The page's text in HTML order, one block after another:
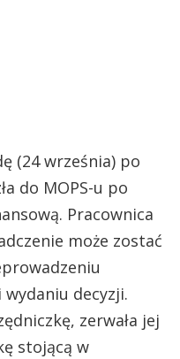
(24 września) po
do MOPS-u po
Pracownica
może zostać
decyzji.
zerwała jej
stojącą w